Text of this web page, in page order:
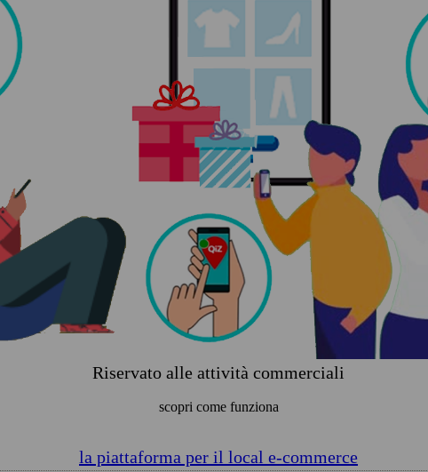
Riservato alle attività commerciali
scopri come funziona
la piattaforma per il local e-commerce